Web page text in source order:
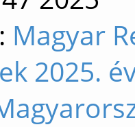
Magyar
2025.